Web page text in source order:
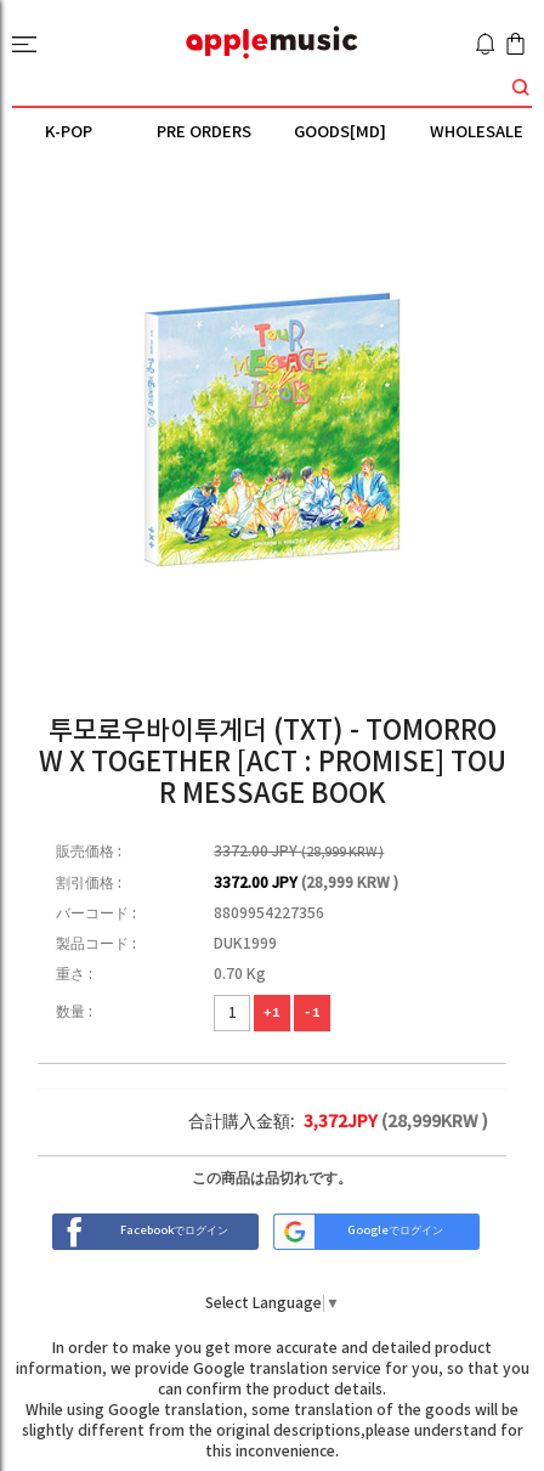
K-POP PRE ORDERS GOODS[MD] WHOLESALE
투모로우바이투게더 (TXT) - TOMORRO
W X TOGETHER [ACT : PROMISE] TOU
R MESSAGE BOOK
販売価格 : 3372.00 JPY(28,999 KRW )
割引価格 : 3372.00 JPY(28,999 KRW )
バーコード :
8809954227356
製品コード :
DUK1999
重さ :
0.70 Kg
数量 : +1 -1
合計購入金額: 3,372JPY(28,999KRW )
この商品は品切れです。
Facebookでログイン Googleでログイン
Select Language ▼
In order to make you get more accurate and detailed product
information, we provide Google translation service for you, so that you
can confirm the product details.
While using Google translation, some translation of the goods will be
slightly different from the original descriptions,please understand for
this inconvenience.